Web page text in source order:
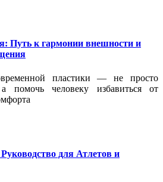
Путь к гармонии внешности и
пластики — не просто
помочь человеку избавиться от
для Атлетов и